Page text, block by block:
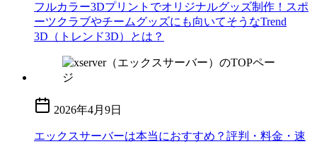
フルカラー3Dプリントでオリジナルグッズ制作！スポ
ーツクラブやチームグッズにも向いてそうなTrend
3D（トレンド3D）とは？
2026年4月9日
エックスサーバーは本当におすすめ？評判・料金・速